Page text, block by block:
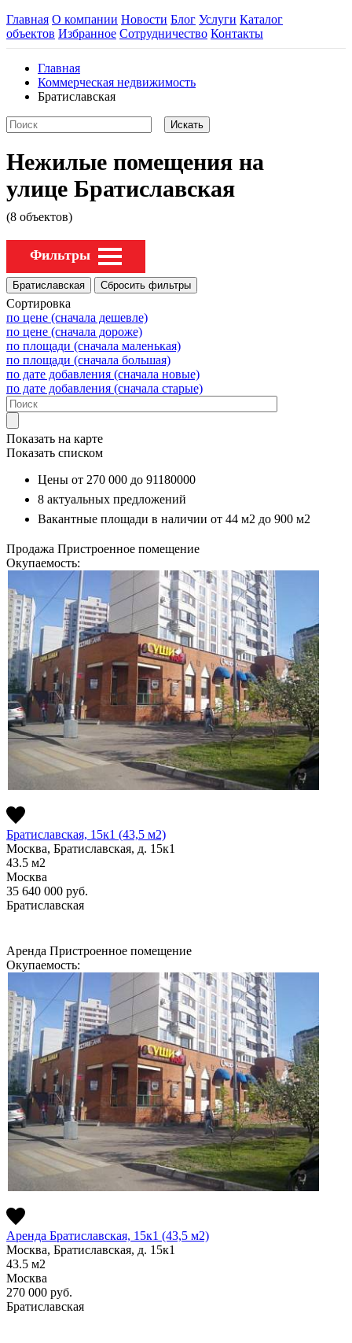
Главная О компании Новости Блог Услуги Каталог
объектов Избранное Сотрудничество Контакты
Главная
Коммерческая недвижимость
Братиславская
Нежилые помещения на
улице Братиславская
(8 объектов)
Фильтры
Сортировка
по цене (сначала дешевле)
по цене (сначала дороже)
по площади (сначала маленькая)
по площади (сначала большая)
по дате добавления (сначала новые)
по дате добавления (сначала старые)
Показать на карте
Показать списком
Цены от 270 000 до 91180000
8 актуальных предложений
Вакантные площади в наличии от 44 м2 до 900 м2
Продажа Пристроенное помещение
Окупаемость:
Братиславская, 15к1 (43,5 м2)
Москва, Братиславская, д. 15к1
43.5 м2
Москва
35 640 000 руб.
Братиславская
Аренда Пристроенное помещение
Окупаемость:
Аренда Братиславская, 15к1 (43,5 м2)
Москва, Братиславская, д. 15к1
43.5 м2
Москва
270 000 руб.
Братиславская